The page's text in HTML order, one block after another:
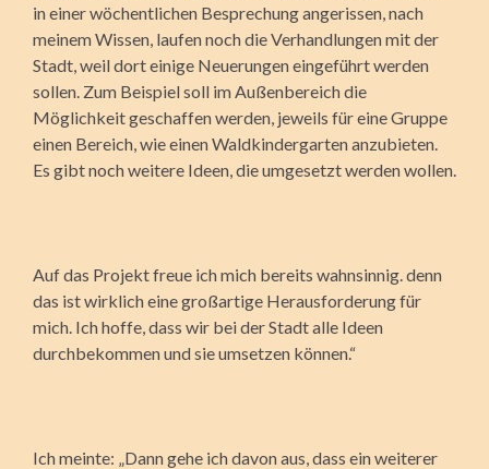
in einer wöchentlichen Besprechung angerissen, nach
meinem Wissen, laufen noch die Verhandlungen mit der
Stadt, weil dort einige Neuerungen eingeführt werden
sollen. Zum Beispiel soll im Außenbereich die
Möglichkeit geschaffen werden, jeweils für eine Gruppe
einen Bereich, wie einen Waldkindergarten anzubieten.
Es gibt noch weitere Ideen, die umgesetzt werden wollen.
Auf das Projekt freue ich mich bereits wahnsinnig. denn
das ist wirklich eine großartige Herausforderung für
mich. Ich hoffe, dass wir bei der Stadt alle Ideen
durchbekommen und sie umsetzen können.“
Ich meinte: „Dann gehe ich davon aus, dass ein weiterer